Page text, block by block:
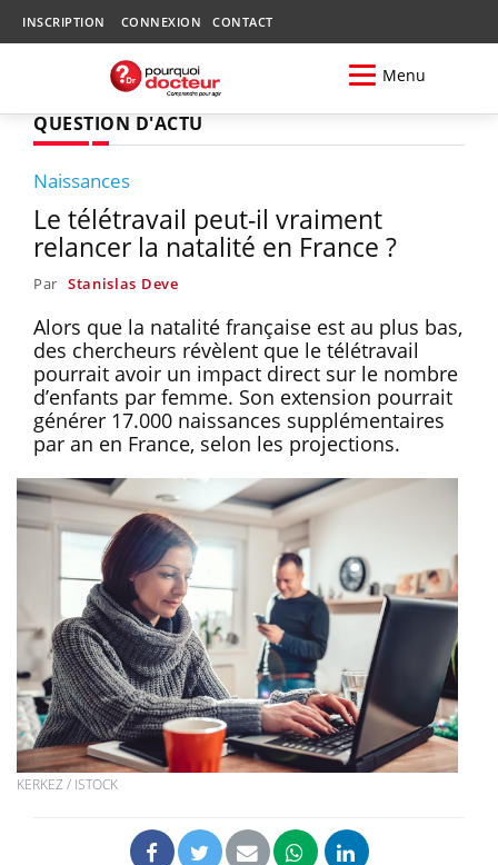
INSCRIPTION CONNEXION CONTACT
Menu
QUESTION D'ACTU
Naissances
Le télétravail peut-il vraiment
relancer la natalité en France ?
Par Stanislas Deve
Alors que la natalité française est au plus bas,
des chercheurs révèlent que le télétravail
pourrait avoir un impact direct sur le nombre
d’enfants par femme. Son extension pourrait
générer 17.000 naissances supplémentaires
par an en France, selon les projections.
KERKEZ / ISTOCK